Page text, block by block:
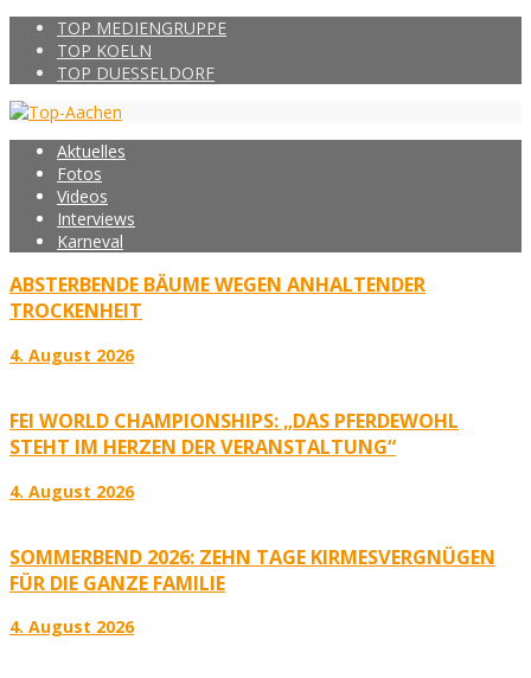
TOP MEDIENGRUPPE
TOP KOELN
TOP DUESSELDORF
Aktuelles
Fotos
Videos
Interviews
Karneval
ABSTERBENDE BÄUME WEGEN ANHALTENDER
TROCKENHEIT
4. August 2026
FEI WORLD CHAMPIONSHIPS: „DAS PFERDEWOHL
STEHT IM HERZEN DER VERANSTALTUNG“
4. August 2026
SOMMERBEND 2026: ZEHN TAGE KIRMESVERGNÜGEN
FÜR DIE GANZE FAMILIE
4. August 2026